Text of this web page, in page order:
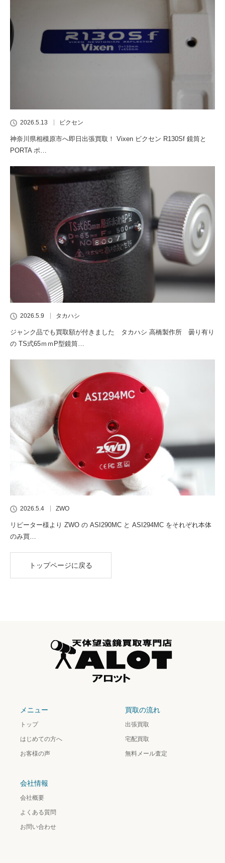
2026.5.13 ビクセン
神奈川県相模原市へ即日出張買取！ Vixen ビクセン R130Sf 鏡筒と
PORTA ポ…
2026.5.9 タカハシ
ジャンク品でも買取額が付きました タカハシ 高橋製作所 曇り有り
の TS式65ｍｍP型鏡筒…
2026.5.4 ZWO
リピーター様より ZWO の ASI290MC と ASI294MC をそれぞれ本体
のみ買…
トップページに戻る
メニュー
トップ
はじめての方へ
お客様の声
買取の流れ
出張買取
宅配買取
無料メール査定
会社情報
会社概要
よくある質問
お問い合わせ